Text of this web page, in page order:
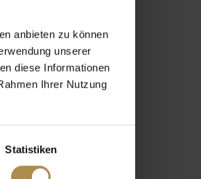
anbieten zu können
unserer
diese Informationen
Ihrer Nutzung
Statistiken